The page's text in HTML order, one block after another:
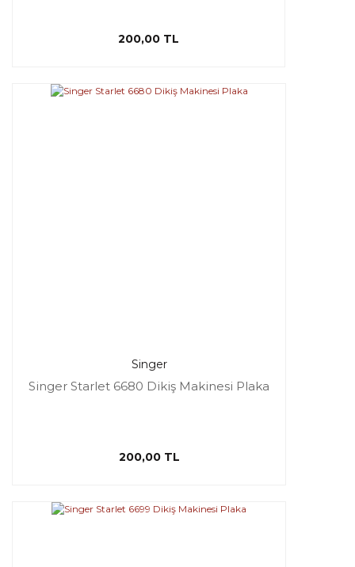
200,00 TL
Singer
Singer Starlet 6680 Dikiş Makinesi Plaka
200,00 TL